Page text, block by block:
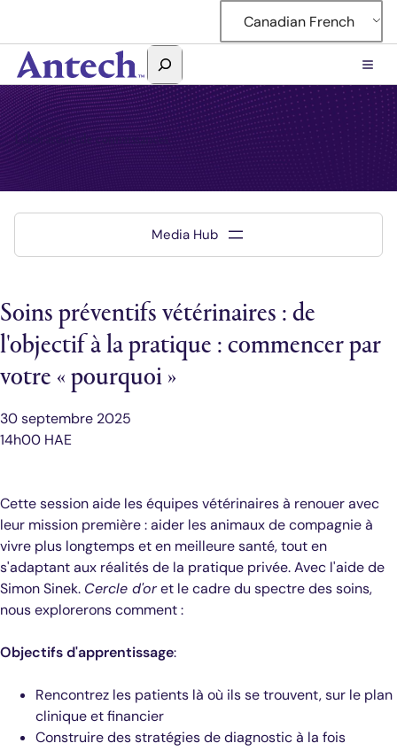
Canadian French
Rechercher
Antech
Laboratoire de connaissances
Soins préventifs vétérinaires : de
l'objectif à la pratique : commencer par
votre « pourquoi »
30 septembre 2025
14h00 HAE
Cette session aide les équipes vétérinaires à renouer avec
leur mission première : aider les animaux de compagnie à
vivre plus longtemps et en meilleure santé, tout en
s'adaptant aux réalités de la pratique privée. Avec l'aide de
Simon Sinek. Cercle d'oret le cadre du spectre des soins,
nous explorerons comment :
Objectifs d'apprentissage:
Rencontrez les patients là où ils se trouvent, sur le plan
clinique et financier
Construire des stratégies de diagnostic à la fois